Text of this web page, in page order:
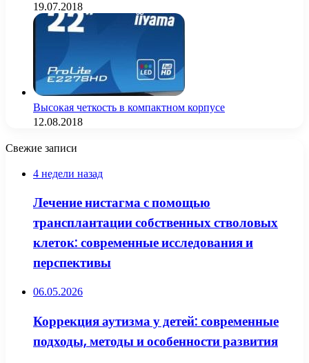
19.07.2018
Высокая четкость в компактном корпусе
12.08.2018
Свежие записи
4 недели назад
Лечение нистагма с помощью
трансплантации собственных стволовых
клеток: современные исследования и
перспективы
06.05.2026
Коррекция аутизма у детей: современные
подходы, методы и особенности развития